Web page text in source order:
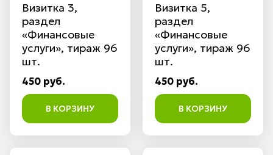
Визитка 3,
раздел
«Финансовые
услуги», тираж 96
шт.
450 руб.
В КОРЗИНУ
Визитка 5,
раздел
«Финансовые
услуги», тираж 96
шт.
450 руб.
В КОРЗИНУ